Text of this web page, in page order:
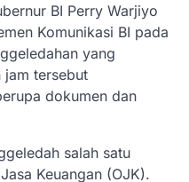
BI Perry Warjiyo
Komunikasi BI pada
yang
jam tersebut
dokumen dan
salah satu
Keuangan (OJK).